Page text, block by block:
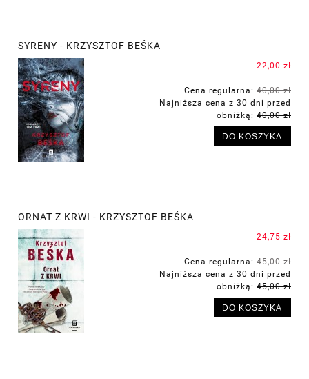
SYRENY - KRZYSZTOF BEŚKA
22,00 zł
Cena regularna: 40,00 zł
Najniższa cena z 30 dni przed
obniżką: 40,00 zł
DO KOSZYKA
ORNAT Z KRWI - KRZYSZTOF BEŚKA
24,75 zł
Cena regularna: 45,00 zł
Najniższa cena z 30 dni przed
obniżką: 45,00 zł
DO KOSZYKA